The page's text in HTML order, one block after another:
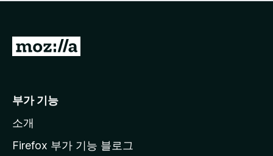
점
습
니
M
l
a
부가 기능
소개
Firefox 부가 기능 블로그